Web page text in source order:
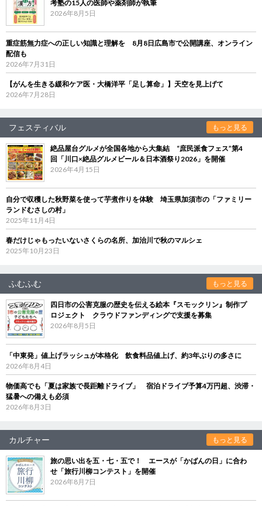
考塾の15人の医師や薬剤師が執筆
2026年8月5日
重症筋無力症への正しい知識と理解を 8月8日広島市で公開講座、オンライン
配信も
2026年7月31日
【がんを生きる緩和ケア医・大橋洋平「足し算命」】天空を見上げて
2026年7月28日
フェスティバル もっと見る
絶品屋台グルメが全国各地から大集結 “庶民派食フェス”第4
回「川口×絶品グルメビール＆日本酒祭り2026」を開催
2026年4月15日
自分で収穫した秋野菜を使って芋煮作りを体験 埼玉県加須市の「ファミリー
ランドむさしの村」
2025年11月4日
春だけじゃもったいないさくらの名所、加治川で秋のマルシェ
2025年10月23日
ふむふむ もっと見る
四日市の公害克服の歴史を伝える絵本『スモックリン』制作プ
ロジェクト クラウドファンディングで支援を募集
2026年8月5日
「中東発」値上げラッシュが本格化 飲食料品値上げ、約3年ぶりの多さに
2026年8月4日
物価高でも「夏は家族で長距離ドライブ」 宿泊ドライブ予算4万円超、渋滞・
猛暑への備えも必須
2026年8月3日
カルチャー もっと見る
旅の思い出を五・七・五で！ エースが「かばんの日」に合わ
せ「旅行川柳コンテスト」を開催
2026年8月7日